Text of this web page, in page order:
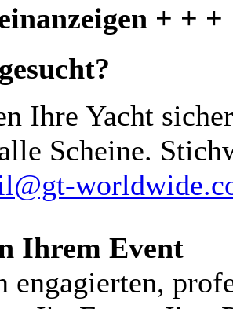
+ + +
Ihre Yacht
Scheine.
Ihrem Event
engagierten,